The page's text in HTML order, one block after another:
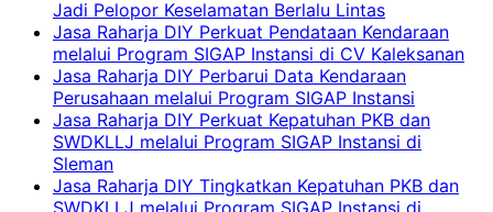
Jadi Pelopor Keselamatan Berlalu Lintas
Jasa Raharja DIY Perkuat Pendataan Kendaraan
melalui Program SIGAP Instansi di CV Kaleksanan
Jasa Raharja DIY Perbarui Data Kendaraan
Perusahaan melalui Program SIGAP Instansi
Jasa Raharja DIY Perkuat Kepatuhan PKB dan
SWDKLLJ melalui Program SIGAP Instansi di
Sleman
Jasa Raharja DIY Tingkatkan Kepatuhan PKB dan
SWDKLLJ melalui Program SIGAP Instansi di